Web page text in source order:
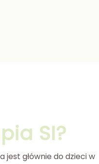
SI?
jest głównie do dzieci w